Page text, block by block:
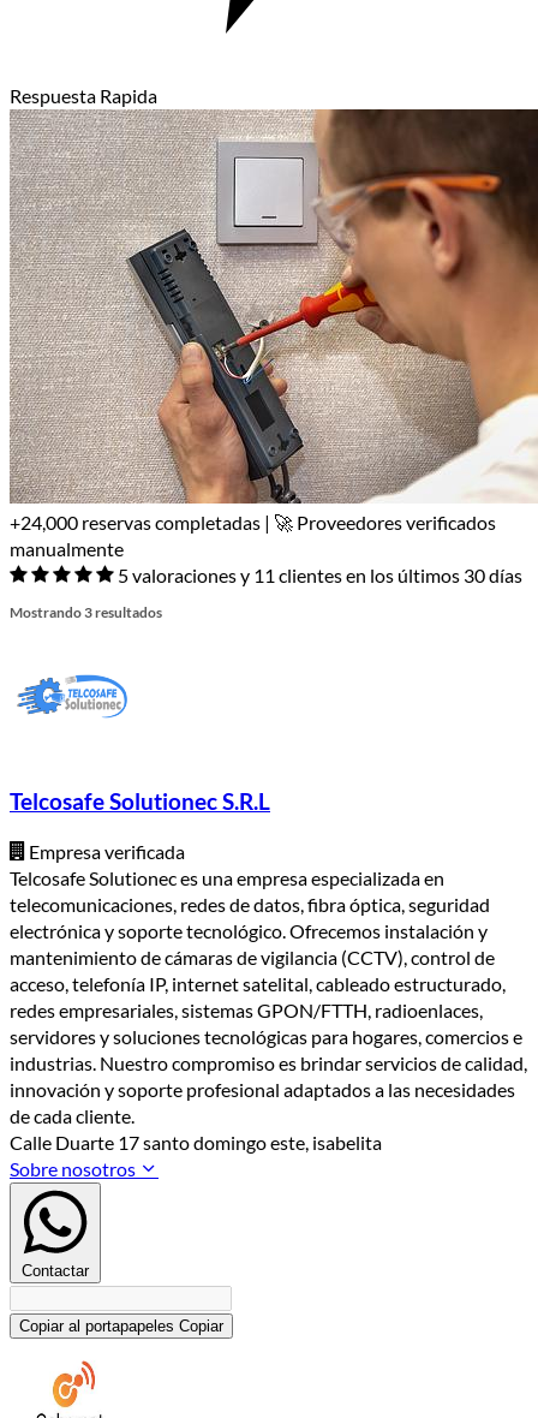
Respuesta Rapida
+24,000 reservas completadas | 🚀 Proveedores verificados
manualmente
5 valoraciones y 11 clientes en los últimos 30 días
Mostrando 3 resultados
Telcosafe Solutionec S.R.L
Empresa verificada
Telcosafe Solutionec es una empresa especializada en
telecomunicaciones, redes de datos, fibra óptica, seguridad
electrónica y soporte tecnológico. Ofrecemos instalación y
mantenimiento de cámaras de vigilancia (CCTV), control de
acceso, telefonía IP, internet satelital, cableado estructurado,
redes empresariales, sistemas GPON/FTTH, radioenlaces,
servidores y soluciones tecnológicas para hogares, comercios e
industrias. Nuestro compromiso es brindar servicios de calidad,
innovación y soporte profesional adaptados a las necesidades
de cada cliente.
Calle Duarte 17 santo domingo este, isabelita
Sobre nosotros
Contactar
Copiar al portapapeles Copiar